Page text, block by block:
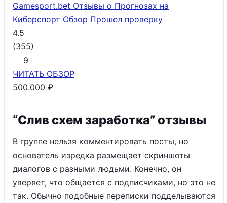
Gamesport.bet Отзывы о Прогнозах на
Киберспорт Обзор Прошел проверку
4.5
(355)
9
ЧИТАТЬ ОБЗОР
500.000 ₽
“Слив схем заработка” отзывы
В группе нельзя комментировать посты, но
основатель изредка размещает скриншоты
диалогов с разными людьми. Конечно, он
уверяет, что общается с подписчиками, но это не
так. Обычно подобные переписки подделываются